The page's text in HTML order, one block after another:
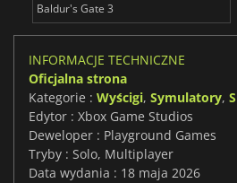
Baldur's Gate 3
INFORMACJE TECHNICZNE
Oficjalna strona
Kategorie : Wyścigi, Symulatory,
Edytor : Xbox Game Studios
Deweloper : Playground Games
Tryby : Solo, Multiplayer
Data wydania : 18 maja 2026